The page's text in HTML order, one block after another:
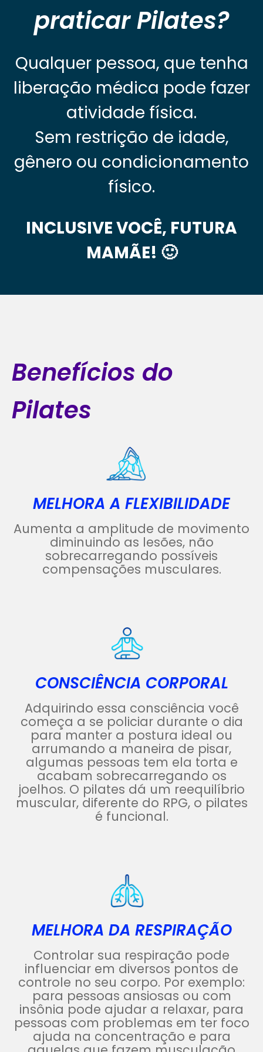
praticar Pilates?
Qualquer pessoa, que tenha
liberação médica pode fazer
atividade física.
Sem restrição de idade,
gênero ou condicionamento
físico.
INCLUSIVE VOCÊ, FUTURA
MAMÃE! 🙂
Benefícios do
Pilates
MELHORA A FLEXIBILIDADE
Aumenta a amplitude de movimento
diminuindo as lesões, não
sobrecarregando possíveis
compensações musculares.
CONSCIÊNCIA CORPORAL
Adquirindo essa consciência você
começa a se policiar durante o dia
para manter a postura ideal ou
arrumando a maneira de pisar,
algumas pessoas tem ela torta e
acabam sobrecarregando os
joelhos. O pilates dá um reequilíbrio
muscular, diferente do RPG, o pilates
é funcional.
MELHORA DA RESPIRAÇÃO
Controlar sua respiração pode
influenciar em diversos pontos de
controle no seu corpo. Por exemplo:
para pessoas ansiosas ou com
insônia pode ajudar a relaxar, para
pessoas com problemas em ter foco
ajuda na concentração e para